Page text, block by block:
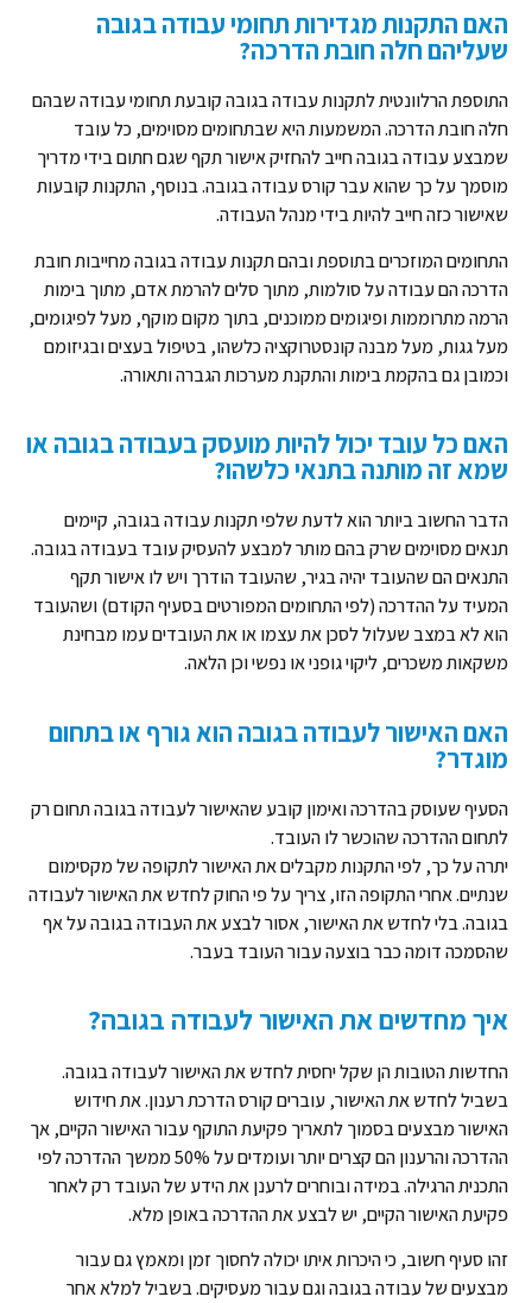
האם התקנות מגדירות תחומי עבודה בגובה
שעליהם חלה חובת הדרכה?
התוספת הרלוונטית לתקנות עבודה בגובה קובעת תחומי עבודה שבהם
חלה חובת הדרכה. המשמעות היא שבתחומים מסוימים, כל עובד
שמבצע עבודה בגובה חייב להחזיק אישור תקף שגם חתום בידי מדריך
מוסמך על כך שהוא עבר קורס עבודה בגובה. בנוסף, התקנות קובעות
שאישור כזה חייב להיות בידי מנהל העבודה.
התחומים המוזכרים בתוספת ובהם תקנות עבודה בגובה מחייבות חובת
הדרכה הם עבודה על סולמות, מתוך סלים להרמת אדם, מתוך בימות
הרמה מתרוממות ופיגומים ממוכנים, בתוך מקום מוקף, מעל לפיגומים,
מעל גגות, מעל מבנה קונסטרוקציה כלשהו, בטיפול בעצים ובגיזומם
וכמובן גם בהקמת בימות והתקנת מערכות הגברה ותאורה.
האם כל עובד יכול להיות מועסק בעבודה בגובה או
שמא זה מותנה בתנאי כלשהו?
הדבר החשוב ביותר הוא לדעת שלפי תקנות עבודה בגובה, קיימים
תנאים מסוימים שרק בהם מותר למבצע להעסיק עובד בעבודה בגובה.
התנאים הם שהעובד יהיה בגיר, שהעובד הודרך ויש לו אישור תקף
המעיד על ההדרכה (לפי התחומים המפורטים בסעיף הקודם) ושהעובד
הוא לא במצב שעלול לסכן את עצמו או את העובדים עמו מבחינת
משקאות משכרים, ליקוי גופני או נפשי וכן הלאה.
האם האישור לעבודה בגובה הוא גורף או בתחום
מוגדר?
הסעיף שעוסק בהדרכה ואימון קובע שהאישור לעבודה בגובה תחום רק
לתחום ההדרכה שהוכשר לו העובד.
יתרה על כך, לפי התקנות מקבלים את האישור לתקופה של מקסימום
שנתיים. אחרי התקופה הזו, צריך על פי החוק לחדש את האישור לעבודה
בגובה. בלי לחדש את האישור, אסור לבצע את העבודה בגובה על אף
שהסמכה דומה כבר בוצעה עבור העובד בעבר.
איך מחדשים את האישור לעבודה בגובה?
החדשות הטובות הן שקל יחסית לחדש את האישור לעבודה בגובה.
בשביל לחדש את האישור, עוברים קורס הדרכת רענון. את חידוש
האישור מבצעים בסמוך לתאריך פקיעת התוקף עבור האישור הקיים, אך
ההדרכה והרענון הם קצרים יותר ועומדים על 50% ממשך ההדרכה לפי
התכנית הרגילה. במידה ובוחרים לרענן את הידע של העובד רק לאחר
פקיעת האישור הקיים, יש לבצע את ההדרכה באופן מלא.
זהו סעיף חשוב, כי היכרות איתו יכולה לחסוך זמן ומאמץ גם עבור
מבצעים של עבודה בגובה וגם עבור מעסיקים. בשביל למלא אחר